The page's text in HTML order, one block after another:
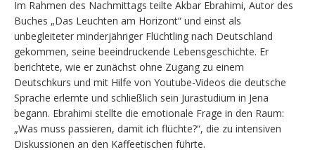
Im Rahmen des Nachmittags teilte Akbar Ebrahimi, Autor des
Buches „Das Leuchten am Horizont“ und einst als
unbegleiteter minderjähriger Flüchtling nach Deutschland
gekommen, seine beeindruckende Lebensgeschichte. Er
berichtete, wie er zunächst ohne Zugang zu einem
Deutschkurs und mit Hilfe von Youtube-Videos die deutsche
Sprache erlernte und schließlich sein Jurastudium in Jena
begann. Ebrahimi stellte die emotionale Frage in den Raum:
„Was muss passieren, damit ich flüchte?“, die zu intensiven
Diskussionen an den Kaffeetischen führte.